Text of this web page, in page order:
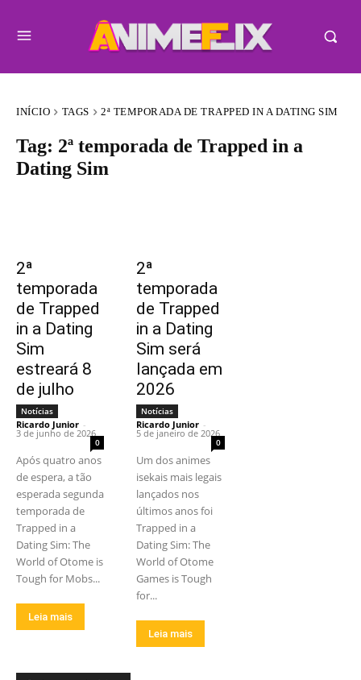
INÍCIO TAGS 2ª TEMPORADA DE TRAPPED IN A DATING SIM
Tag: 2ª temporada de Trapped in a
Dating Sim
2ª
temporada
de Trapped
in a Dating
Sim
estreará 8
de julho
Notícias
Ricardo Junior -
3 de junho de 2026
0
Após quatro anos
de espera, a tão
esperada segunda
temporada de
Trapped in a
Dating Sim: The
World of Otome is
Tough for Mobs...
Leia mais
2ª
temporada
de Trapped
in a Dating
Sim será
lançada em
2026
Notícias
Ricardo Junior -
5 de janeiro de 2026
0
Um dos animes
isekais mais legais
lançados nos
últimos anos foi
Trapped in a
Dating Sim: The
World of Otome
Games is Tough
for...
Leia mais